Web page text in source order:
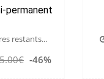
permanent
restants...
-46%